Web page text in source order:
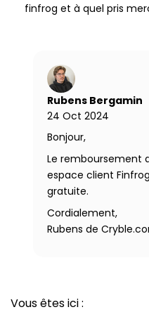
finfrog et à quel pris
Rubens Bergamin
24 Oct 2024
Bonjour,
Le remboursement
espace client
gratuite.
Cordialement,
Rubens de
Vous êtes ici :